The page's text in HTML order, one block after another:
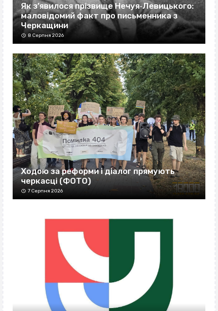
Як з’явилося прізвище Нечуя‐Левицького:
маловідомий факт про письменника з
Черкащини
8 Серпня 2026
Ходою за реформи і діалог прямують
черкасці (ФОТО)
7 Серпня 2026